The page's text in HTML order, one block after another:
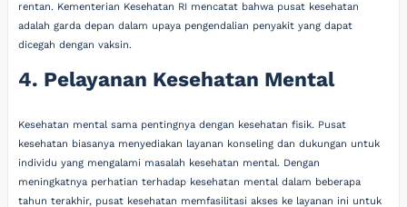
rentan. Kementerian Kesehatan RI mencatat bahwa pusat kesehatan
adalah garda depan dalam upaya pengendalian penyakit yang dapat
dicegah dengan vaksin.
4. Pelayanan Kesehatan Mental
Kesehatan mental sama pentingnya dengan kesehatan fisik. Pusat
kesehatan biasanya menyediakan layanan konseling dan dukungan untuk
individu yang mengalami masalah kesehatan mental. Dengan
meningkatnya perhatian terhadap kesehatan mental dalam beberapa
tahun terakhir, pusat kesehatan memfasilitasi akses ke layanan ini untuk